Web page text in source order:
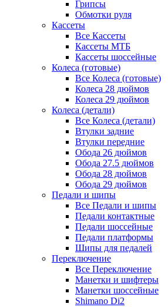
Грипсы
Обмотки руля
Кассеты
Все Кассеты
Кассеты МТБ
Кассеты шоссейные
Колеса (готовые)
Все Колеса (готовые)
Колеса 28 дюймов
Колеса 29 дюймов
Колеса (детали)
Все Колеса (детали)
Втулки задние
Втулки передние
Обода 26 дюймов
Обода 27.5 дюймов
Обода 28 дюймов
Обода 29 дюймов
Педали и шипы
Все Педали и шипы
Педали контактные
Педали шоссейные
Педали платформы
Шипы для педалей
Переключение
Все Переключение
Манетки и шифтеры
Манетки шоссейные
Shimano Di2